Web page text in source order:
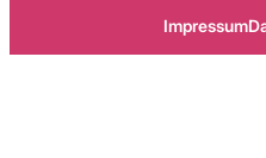
Impressum